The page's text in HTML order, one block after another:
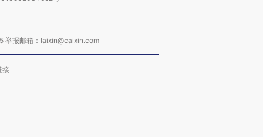
举报邮箱：laixin@caixin.com
接